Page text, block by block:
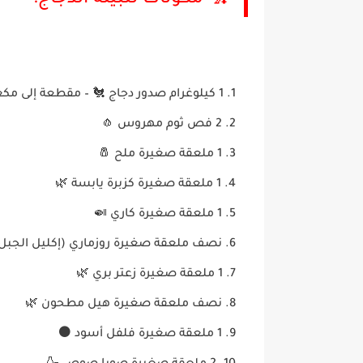
1 كيلوغرام صدور دجاج 🐔 – مقطعة إلى مكعبات
2 فص ثوم مهروس 🧄
1 ملعقة صغيرة ملح 🧂
1 ملعقة صغيرة كزبرة يابسة 🌿
1 ملعقة صغيرة كاري 🍛
نصف ملعقة صغيرة روزماري (إكليل
1 ملعقة صغيرة زعتر بري 🌿
نصف ملعقة صغيرة هيل مطحون 🌿
1 ملعقة صغيرة فلفل أسود ⚫